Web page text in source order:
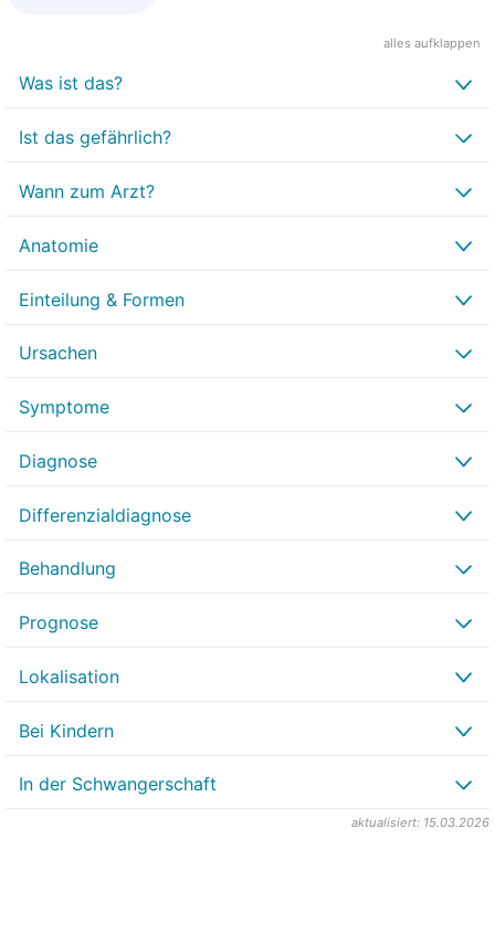
alles aufklappen
Was ist das?
Ist das gefährlich?
Wann zum Arzt?
Anatomie
Einteilung & Formen
Ursachen
Symptome
Diagnose
Differenzialdiagnose
Behandlung
Prognose
Lokalisation
Bei Kindern
In der Schwangerschaft
aktualisiert: 15.03.2026